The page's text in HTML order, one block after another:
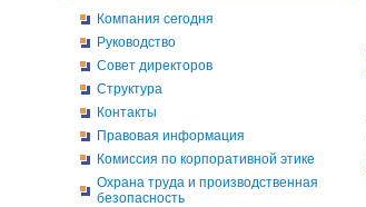
Компания сегодня
Руководство
Совет директоров
Структура
Контакты
Правовая информация
Комиссия по корпоративной этике
Охрана труда и производственная
безопасность